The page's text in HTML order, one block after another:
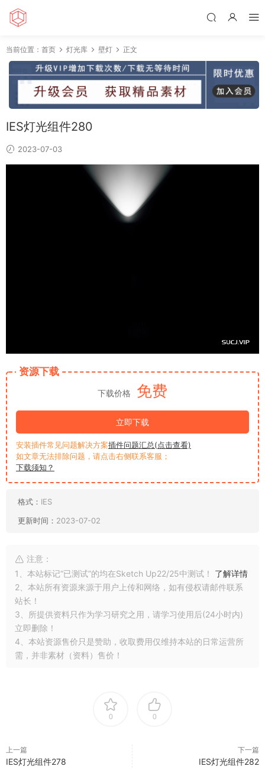
当前位置： 首页 灯光库 壁灯 正文
IES灯光组件280
2023-07-03
资源下载
下载价格 免费
立即下载
安装插件常见问题解决方案插件问题汇总(点击查看)
如文章无法排除问题，请点击右侧联系客服；
下载须知？
格式： IES
更新时间： 2023-07-02
注意：
1、本站标记“已测试”的均在Sketch Up22/25中测试！ 了解详情
2、本站所有资源来源于用户上传和网络，如有侵权请邮件联系
站长！
3、所提供资料只作为学习研究之用，请学习使用后(24小时内)
立即删除！
4、本站资源售价只是赞助，收取费用仅维持本站的日常运营所
需，并非素材（资料）售价！
0 0
上一篇
IES灯光组件278
下一篇
IES灯光组件282